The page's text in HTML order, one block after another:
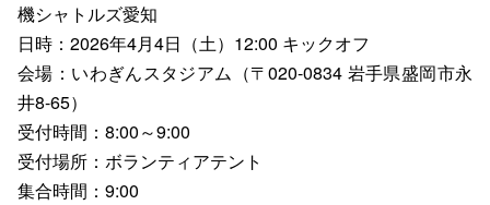
機シャトルズ愛知
日時：2026年4月4日（土）12:00 キックオフ
会場：いわぎんスタジアム（〒020-0834 岩手県盛岡市永
井8-65）
受付時間：8:00～9:00
受付場所：ボランティアテント
集合時間：9:00